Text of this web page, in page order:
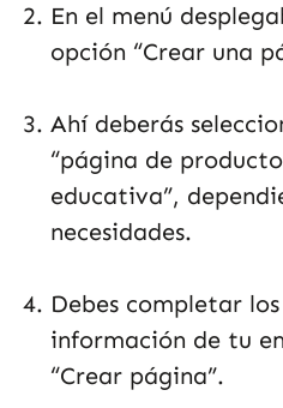
En el menú
opción “Crear una
Ahí deberás
“página de
educativa”,
necesidades.
Debes completar
información de tu
“Crear página”.